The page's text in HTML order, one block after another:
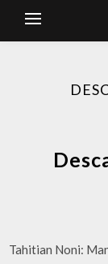
Tahitian Noni: